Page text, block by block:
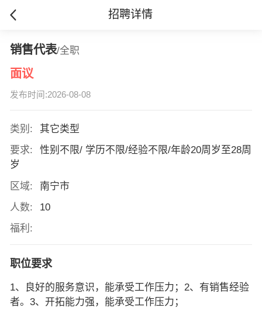
招聘详情
销售代表/全职
面议
发布时间:2026-08-08
类别:
其它类型
要求:
性别不限/ 学历不限/经验不限/年龄20周岁至28周
岁
区域:
南宁市
人数:
10
福利:
职位要求
1、良好的服务意识，能承受工作压力；2、有销售经验
者。3、开拓能力强，能承受工作压力；